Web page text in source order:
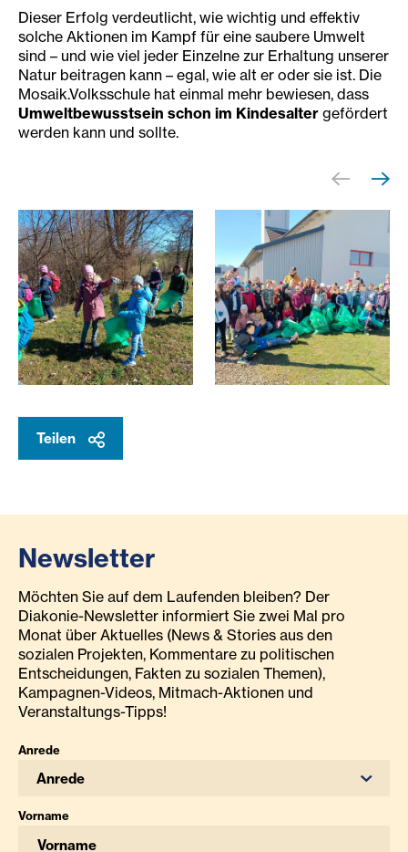
Dieser Erfolg verdeutlicht, wie wichtig und effektiv
solche Aktionen im Kampf für eine saubere Umwelt
sind – und wie viel jeder Einzelne zur Erhaltung unserer
Natur beitragen kann – egal, wie alt er oder sie ist. Die
Mosaik.Volksschule hat einmal mehr bewiesen, dass
Umweltbewusstsein schon im Kindesalter gefördert
werden kann und sollte.
Teilen
Newsletter
Möchten Sie auf dem Laufenden bleiben? Der
Diakonie-Newsletter informiert Sie zwei Mal pro
Monat über Aktuelles (News & Stories aus den
sozialen Projekten, Kommentare zu politischen
Entscheidungen, Fakten zu sozialen Themen),
Kampagnen-Videos, Mitmach-Aktionen und
Veranstaltungs-Tipps!
Anrede
Anrede
Vorname